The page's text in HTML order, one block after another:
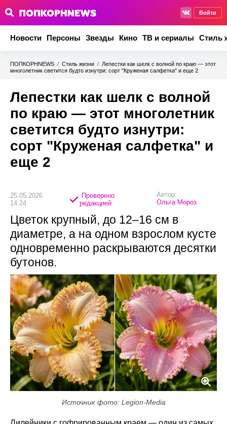
Войти
Новости Персоны Звезды Кино ТВ и сериалы Стиль
ПОПКОРНNEWS / Стиль жизни / Лепестки как шелк с волной по краю — этот
многолетник светится будто изнутри: сорт "Круженая салфетка" и еще 2
Лепестки как шелк с волной
по краю — этот многолетник
светится будто изнутри:
сорт "Круженая салфетка" и
еще 2
25.05.2026
14:24
Проверено
редакцией
Автор:
Ольга Мороз
Цветок крупный, до 12–16 см в
диаметре, а на одном взрослом кусте
одновременно раскрываются десятки
бутонов.
Источник фото: Legion-Media